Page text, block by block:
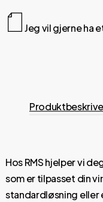
Jeg vil gjerne ha
Hos RMS hjelper vi
som er tilpasset din
standardløsning eller